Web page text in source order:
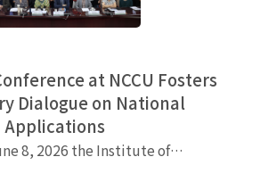
現代化理論，而需回到中國政治運作
制度如何依附既有組織文化、儀式與
關中心、中國
論壇共同主辦，現場討論熱烈。國關
續關注重大國際與兩岸議題，透過學
供多元且具深度的政策觀察。 －
掌握最新消
nccu_iir
at NCCU Fosters
Dialogue on National
Applications
in collaboration with School of